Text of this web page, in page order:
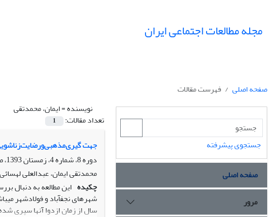
مجله مطالعات اجتماعی ایران
صفحه اصلی
فهرست مقالات
نویسنده =ایمان، محمدتقی
تعداد مقالات:
1
جهت
دوره 8، شماره 4، زمستان 1393، صفحه
محمدتقی ایمان، عبدالعلی
چکیده این مطالعه به دنبال
شهرهای نجفآباد و فولادشهر میباشد. پرسشنامهها در
سال از زمان ازدوا آنها سپری
جستجوی پیشرفته
صفحه اصلی
مرور